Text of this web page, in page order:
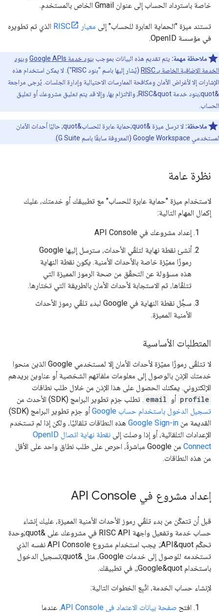
خاصة باسترداد الحساب إلى عنوان Gmail الخاص بالمستخدم.
تستند ميزة "الحماية العابرة للحساب" إلى معيار RISC
الذي تم تطويره
في مؤسسة OpenID.
ملاحظة مهمة: يتم تقديم هذه البيانات بموجب بنود خدمة Google APIs وبنود
الخدمة الإضافية الخاصة بـ RISC
(يُشار إليها باسم "بنود RISC"). لا يمكن استخدام هذه
الإشارات إلا لأغراض الأمان ومكافحة الممارسات الاحتيالية وإدارة الجلسات. يُرجى مراجعة
&quot;بنود خدمة RISC&quot; والالتزام بها، وإلا قد يتم تعليق مشروعك أو تعليق
الحساب.
ملاحظة:
لا ترسل ميزة &quot;حماية عابرة للحساب&quot; حاليًا أحداث الأمان
لمستخدمي Google Workspace (المعروفة سابقًا باسم G Suite).
نظرة عامة
لاستخدام ميزة "حماية عابرة للحساب" مع تطبيقك أو خدمتك، عليك
إكمال المهام التالية:
إعداد مشروعك في API Console
أنشئ نقطة نهاية لتلقّي الأحداث، سترسل إليها Google
رموزًا مميّزة خاصة بالأحداث الأمنية. يكون نقطة النهاية
هذه مسؤولة عن التحقّق من صحة الرموز المميزة التي
تتلقّاها، ثم الاستجابة لأحداث الأمان بالطريقة التي تختارها.
سجِّل نقطة النهاية في Google لبدء تلقّي رموز الأحداث
الأمنية المميزة.
المتطلبات الأساسية
لا تتلقّى رموزًا مميّزة لأحداث الأمان إلا لمستخدمي Google الذين منحوا
خدمتك الإذن بالوصول إلى معلومات ملفاتهم الشخصية أو عناوين بريدهم
الإلكتروني. يمكنك الحصول على هذا الإذن من خلال طلب نطاقات
profile أو email . تطلب حِزم تطوير البرامج (SDK) الأحدث من
تسجيل الدخول باستخدام حساب Google
أو حِزم تطوير البرامج (SDK)
القديمة من Google Sign-in هذه النطاقات تلقائيًا، ولكن إذا لم تستخدم
الإعدادات التلقائية، أو إذا وصلت إلى
نقطة نهاية اتصال OpenID
Connect
من Google مباشرةً، احرص على طلب نطاق واحد على الأقل
من هذه النطاقات.
إعداد مشروع في API Console
قبل أن تتمكّن من بدء تلقّي رموز الأحداث الأمنية المميزة، عليك إنشاء
حساب خدمة وتفعيل واجهة RISC API في مشروعك على &quot;وحدة
تحكّم API&quot;. يجب استخدام مشروع API Console نفسه الذي
تستخدمه للوصول إلى خدمات Google، مثل &quot;تسجيل الدخول
باستخدام Google&quot;، في تطبيقك.
لإنشاء حساب الخدمة، اتّبِع الخطوات التالية:
افتح صفحة بيانات الاعتماد في API Console
. عندما